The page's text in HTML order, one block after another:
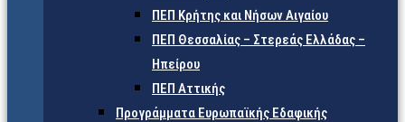
ΠΕΠ Κρήτης και Νήσων Αιγαίου
ΠΕΠ Θεσσαλίας – Στερεάς Ελλάδας –
Ηπείρου
ΠΕΠ Αττικής
Προγράμματα Ευρωπαϊκής Εδαφικής